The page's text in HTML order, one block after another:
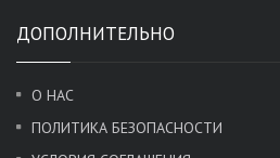
ДОПОЛНИТЕЛЬНО
О НАС
ПОЛИТИКА БЕЗОПАСНОСТИ